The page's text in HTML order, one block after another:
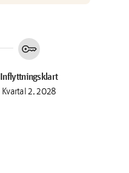
key
Inflyttningsklart
Kvartal 2, 2028